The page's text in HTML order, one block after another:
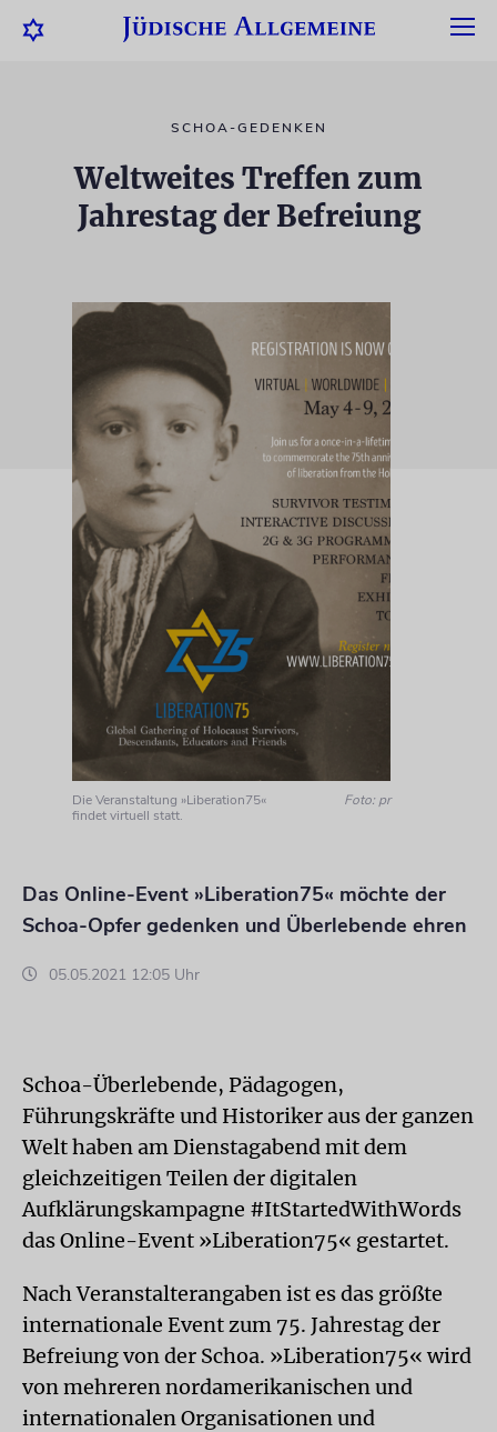
SCHOA-GEDENKEN
Weltweites Treffen zum
Jahrestag der Befreiung
Die Veranstaltung »Liberation75«
findet virtuell statt.
Foto: pr
Das Online-Event »Liberation75« möchte der
Schoa-Opfer gedenken und Überlebende ehren
05.05.2021 12:05 Uhr
Schoa-Überlebende, Pädagogen,
Führungskräfte und Historiker aus der ganzen
Welt haben am Dienstagabend mit dem
gleichzeitigen Teilen der digitalen
Aufklärungskampagne #ItStartedWithWords
das Online-Event »Liberation75« gestartet.
Nach Veranstalterangaben ist es das größte
internationale Event zum 75. Jahrestag der
Befreiung von der Schoa. »Liberation75« wird
von mehreren nordamerikanischen und
internationalen Organisationen und